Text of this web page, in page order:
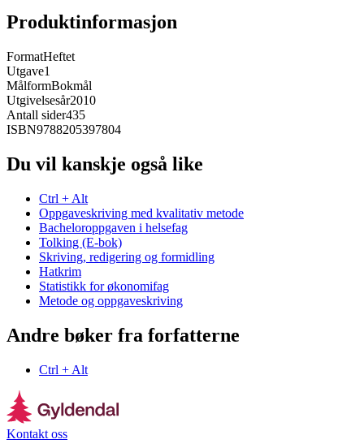
Produktinformasjon
FormatHeftet
Utgave1
MålformBokmål
Utgivelsesår2010
Antall sider435
ISBN9788205397804
Du vil kanskje også like
Ctrl + Alt
Oppgaveskriving med kvalitativ metode
Bacheloroppgaven i helsefag
Tolking (E-bok)
Skriving, redigering og formidling
Hatkrim
Statistikk for økonomifag
Metode og oppgaveskriving
Andre bøker fra forfatterne
Ctrl + Alt
Kontakt oss